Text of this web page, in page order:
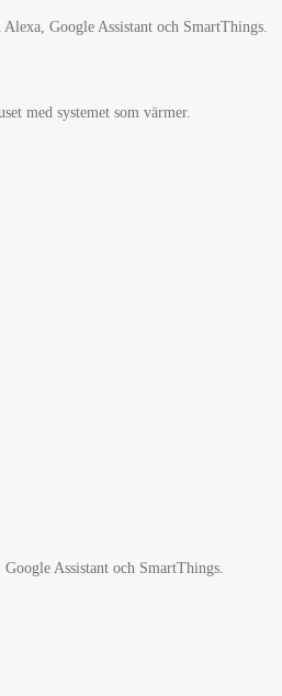
Google Assistant och SmartThings.
med systemet som värmer.
Assistant och SmartThings.